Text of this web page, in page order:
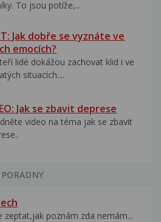
To jsou potíže,...
Jak dobře se vyznáte ve
emocích?
lidé dokážou zachovat klid i ve
situacích....
Jak se zbavit deprese
video na téma jak se zbavit
zeptat,jak poznám zda nemám...